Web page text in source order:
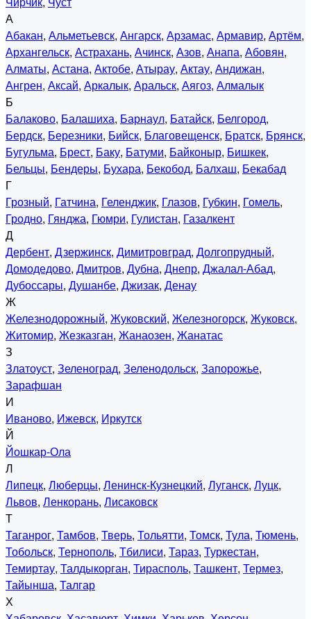
А
Абакан, Альметьевск, Ангарск, Арзамас, Армавир, Артём,
Архангельск, Астрахань, Ачинск, Азов, Анапа, Абовян,
Алматы, Астана, Актобе, Атырау, Актау, Андижан,
Ангрен, Аксай, Аркалык, Аральск, Аягоз, Алмалык
Б
Балаково, Балашиха, Барнаул, Батайск, Белгород,
Бердск, Березники, Бийск, Благовещенск, Братск, Брянск,
Бугульма, Брест, Баку, Батуми, Байконыр, Бишкек,
Бельцы, Бендеры, Бухара, Бекобод, Балхаш, Бекабад
Г
Грозный, Гатчина, Геленджик, Глазов, Губкин, Гомель,
Гродно, Гянджа, Гюмри, Гулистан, Газалкент
Д
Дербент, Дзержинск, Димитровград, Долгопрудный,
Домодедово, Дмитров, Дубна, Днепр, Джалал-Абад,
Дубоссары, Душанбе, Джизак, Денау
Ж
Железнодорожный, Жуковский, Железногорск, Жуковск,
Житомир, Жезказган, Жанаозен, Жанатас
З
Златоуст, Зеленоград, Зеленодольск, Запорожье,
Зарафшан
И
Иваново, Ижевск, Иркутск
Й
Йошкар-Ола
Л
Липецк, Люберцы, Ленинск-Кузнецкий, Луганск, Луцк,
Львов, Ленкорань, Лисаковск
Т
Таганрог, Тамбов, Тверь, Тольятти, Томск, Тула, Тюмень,
Тобольск, Тернополь, Тбилиси, Тараз, Туркестан,
Темиртау, Талдыкорган, Тирасполь, Ташкент, Термез,
Тайынша, Талгар
Х